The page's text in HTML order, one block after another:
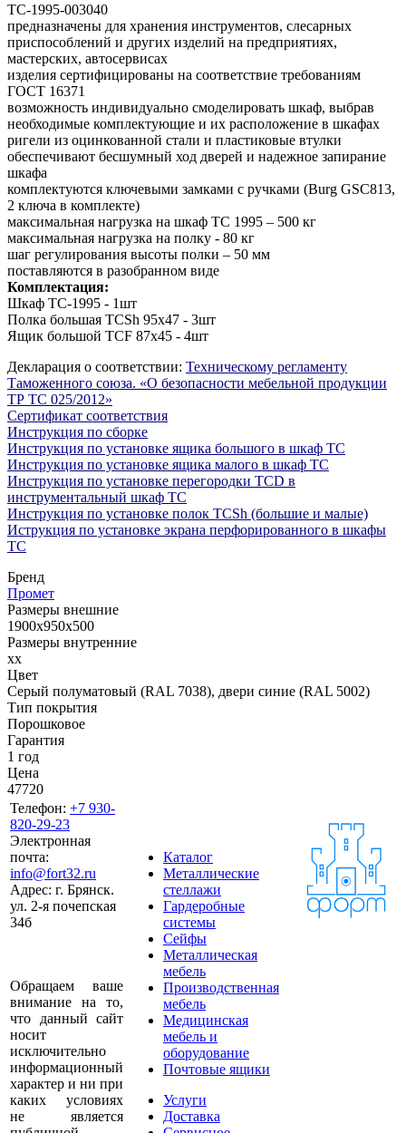
TC-1995-003040
предназначены для хранения инструментов, слесарных
приспособлений и других изделий на предприятиях,
мастерских, автосервисах
изделия сертифицированы на соответствие требованиям
ГОСТ 16371
возможность индивидуально смоделировать шкаф, выбрав
необходимые комплектующие и их расположение в шкафах
ригели из оцинкованной стали и пластиковые втулки
обеспечивают бесшумный ход дверей и надежное запирание
шкафа
комплектуются ключевыми замками с ручками (Burg GSC813,
2 ключа в комплекте)
максимальная нагрузка на шкаф ТС 1995 – 500 кг
максимальная нагрузка на полку - 80 кг
шаг регулирования высоты полки – 50 мм
поставляются в разобранном виде
Комплектация:
Шкаф TC-1995 - 1шт
Полка большая TCSh 95х47 - 3шт
Ящик большой TCF 87x45 - 4шт
Декларация о соответствии: Техническому регламенту
Таможенного союза. «О безопасности мебельной продукции
ТР ТС 025/2012»
Сертификат соответствия
Инструкция по сборке
Инструкция по установке ящика большого в шкаф TC
Инструкция по установке ящика малого в шкаф TC
Инструкция по установке перегородки TCD в
инструментальный шкаф TC
Инструкция по установке полок TCSh (большие и малые)
Иструкция по установке экрана перфорированного в шкафы
TC
Бренд
Промет
Размеры внешние
1900x950x500
Размеры внутренние
xx
Цвет
Cерый полуматовый (RAL 7038), двери синие (RAL 5002)
Тип покрытия
Порошковое
Гарантия
1 год
Цена
47720
Телефон: +7 930-
820-29-23
Электронная
почта:
info@fort32.ru
Адрес: г. Брянск.
ул. 2-я почепская
34б
Обращаем ваше
внимание на то,
что данный сайт
носит
исключительно
информационный
характер и ни при
каких условиях
не является
Каталог
Металлические
стеллажи
Гардеробные
системы
Сейфы
Металлическая
мебель
Производственная
мебель
Медицинская
мебель и
оборудование
Почтовые ящики
Услуги
Доставка